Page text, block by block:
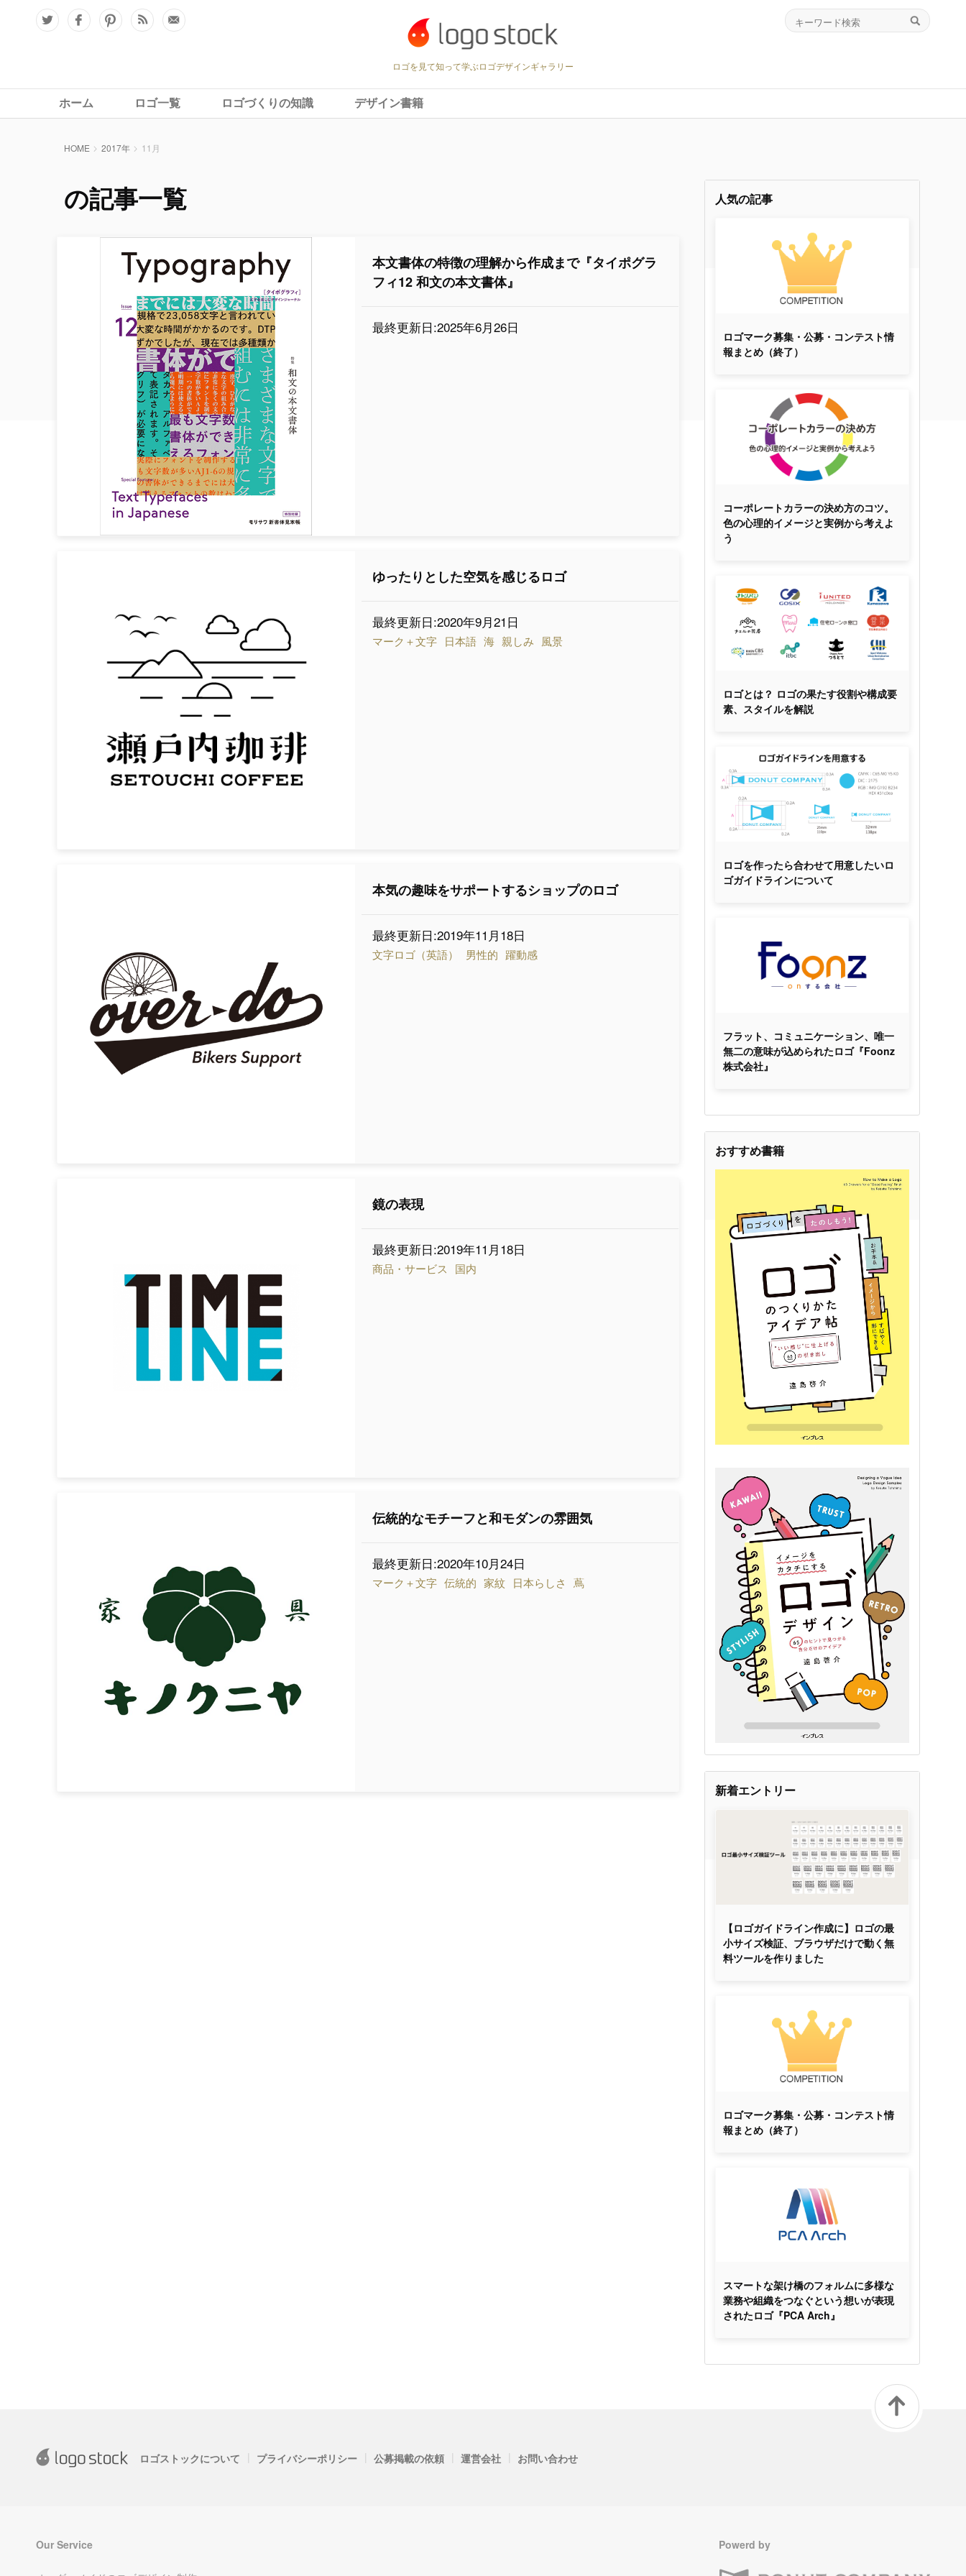
ロゴを見て知って学ぶロゴデザインギャラリー
ホーム ロゴ一覧 ロゴづくりの知識 デザイン書籍
HOME 2017年 11月
の記事一覧
本文書体の特徴の理解から作成まで『タイポグラ
フィ12 和文の本文書体』
最終更新日:2025年6月26日
ゆったりとした空気を感じるロゴ
最終更新日:2020年9月21日
マーク＋文字 日本語 海 親しみ 風景
本気の趣味をサポートするショップのロゴ
最終更新日:2019年11月18日
文字ロゴ（英語） 男性的 躍動感
鏡の表現
最終更新日:2019年11月18日
商品・サービス 国内
伝統的なモチーフと和モダンの雰囲気
最終更新日:2020年10月24日
マーク＋文字 伝統的 家紋 日本らしさ 蔦
人気の記事
ロゴマーク募集・公募・コンテスト情
報まとめ（終了）
コーポレートカラーの決め方のコツ。
色の心理的イメージと実例から考えよ
う
ロゴとは？ ロゴの果たす役割や構成要
素、スタイルを解説
ロゴを作ったら合わせて用意したいロ
ゴガイドラインについて
フラット、コミュニケーション、唯一
無二の意味が込められたロゴ『Foonz
株式会社』
おすすめ書籍
新着エントリー
【ロゴガイドライン作成に】ロゴの最
小サイズ検証、ブラウザだけで動く無
料ツールを作りました
ロゴマーク募集・公募・コンテスト情
報まとめ（終了）
スマートな架け橋のフォルムに多様な
業務や組織をつなぐという想いが表現
されたロゴ『PCA Arch』
ロゴストックについて | プライバシーポリシー | 公募掲載の依頼 | 運営会社 | お問い合わせ
Our Service Powerd by